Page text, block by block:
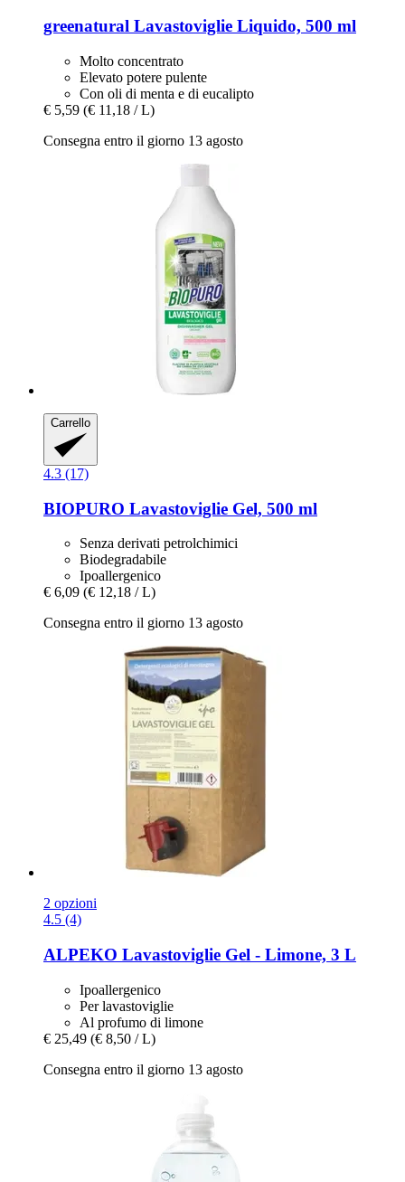
greenatural Lavastoviglie Liquido, 500 ml
Molto concentrato
Elevato potere pulente
Con oli di menta e di eucalipto
€ 5,59 (€ 11,18 / L)
Consegna entro il giorno 13 agosto
Carrello
4.3 (17)
BIOPURO Lavastoviglie Gel, 500 ml
Senza derivati petrolchimici
Biodegradabile
Ipoallergenico
€ 6,09 (€ 12,18 / L)
Consegna entro il giorno 13 agosto
2 opzioni
4.5 (4)
ALPEKO Lavastoviglie Gel -​ Limone, 3 L
Ipoallergenico
Per lavastoviglie
Al profumo di limone
€ 25,49 (€ 8,50 / L)
Consegna entro il giorno 13 agosto